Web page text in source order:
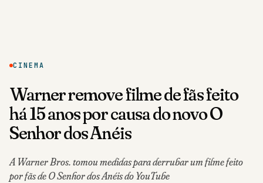
CINEMA
Warner remove filme de fãs feito
há 15 anos por causa do novo O
Senhor dos Anéis
A Warner Bros. tomou medidas para derrubar um filme feito
por fãs de O Senhor dos Anéis do YouTube